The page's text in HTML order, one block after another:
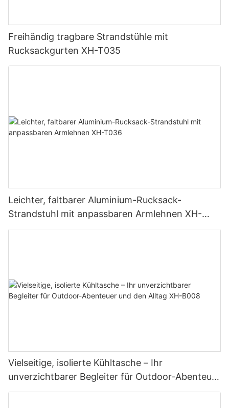
Freihändig tragbare Strandstühle mit
Rucksackgurten XH-T035
Leichter, faltbarer Aluminium-Rucksack-
Strandstuhl mit anpassbaren Armlehnen XH-
T036
Vielseitige, isolierte Kühltasche – Ihr
unverzichtbarer Begleiter für Outdoor-Abenteuer
und den Alltag XH-B008